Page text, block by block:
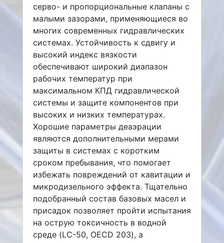
серво- и пропорциональные клапаны с
малыми зазорами, применяющиеся во
многих современных гидравлических
системах. Устойчивость к сдвигу и
высокий индекс вязкости
обеспечивают широкий диапазон
рабочих температур при
максимальном КПД гидравлической
системы и защите компонентов при
высоких и низких температурах.
Хорошие параметры деаэрации
являются дополнительными мерами
защиты в системах с коротким
сроком пребывания, что помогает
избежать повреждений от кавитации и
микродизельного эффекта. Тщательно
подобранный состав базовых масел и
присадок позволяет пройти испытания
на острую токсичность в водной
среде (LC-50, OECD 203), а